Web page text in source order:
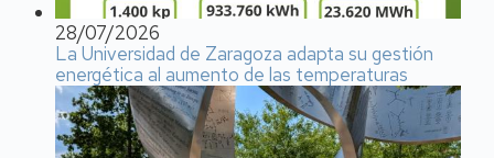
28/07/2026
La Universidad de Zaragoza adapta su gestión
energética al aumento de las temperaturas